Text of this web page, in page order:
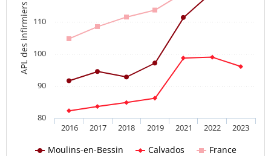
APL des infirmiers
Moulins-en-Bessin Calvados France
2016 2017 2018 2019 2021 2022 2023
80
90
100
110